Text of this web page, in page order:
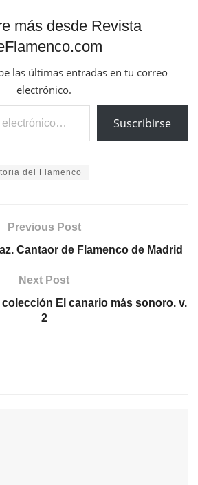
más desde Revista
las últimas entradas en tu correo
electrónico.
Suscribirse
del Flamenco
Previous Post
Cantaor de Flamenco de Madrid
Next Post
colección El canario más sonoro. v.
2